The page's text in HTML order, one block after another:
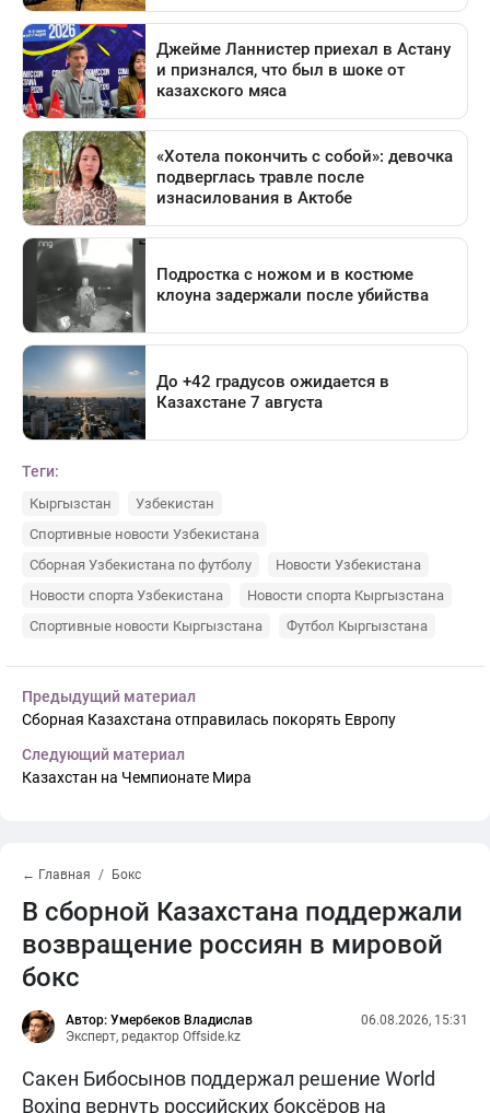
Теги:
Кыргызстан
Узбекистан
Спортивные новости Узбекистана
Сборная Узбекистана по футболу
Новости Узбекистана
Новости спорта Узбекистана
Новости спорта Кыргызстана
Спортивные новости Кыргызстана
Футбол Кыргызстана
Предыдущий материал
Сборная Казахстана отправилась покорять Европу
Следующий материал
Казахстан на Чемпионате Мира
← Главная Бокс
В сборной Казахстана поддержали
возвращение россиян в мировой
бокс
Автор: Умербеков Владислав
Эксперт, редактор Offside.kz
06.08.2026, 15:31
Сакен Бибосынов поддержал решение World
Boxing вернуть российских боксёров на